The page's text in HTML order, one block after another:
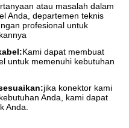
atau masalah dalam
Anda, departemen teknis
profesional untuk
Kami dapat membuat
untuk memenuhi kebutuhan
jika konektor kami
Anda, kami dapat
Anda.